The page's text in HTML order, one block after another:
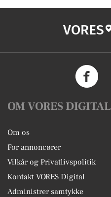
VORES
OM VORES DIGITAL
Om os
For annoncører
Vilkår og Privatlivspolitik
Kontakt VORES Digital
Administrer samtykke